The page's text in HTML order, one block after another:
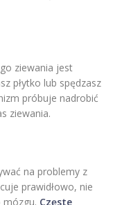
ziewania jest
płytko lub spędzasz
próbuje nadrobić
ziewania.
na problemy z
prawidłowo, nie
Częste